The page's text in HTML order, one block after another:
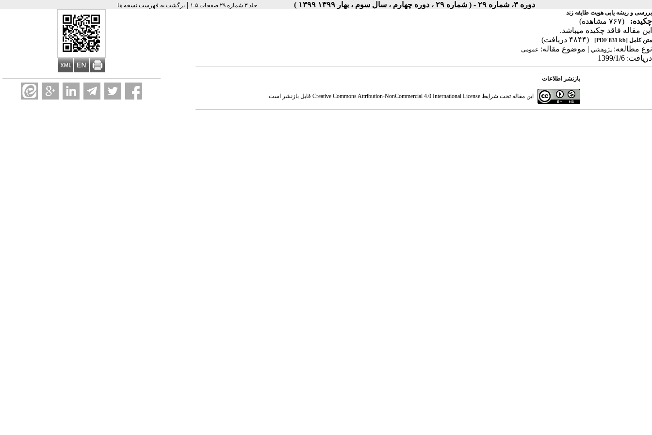
دوره ۳، شماره ۲۹ - ( شماره ۲۹ ، دوره چهارم ، سال سوم ، بهار ۱۳۹۹ ۱۳۹۹ ) جلد ۳ شماره ۲۹ صفحات ۵-۱ |برگشت به فهرست نسخه ها
بررسی و ریشه یابی هویت طایفه زند
چکیده:
(۷۶۷ مشاهده)
این مقاله فاقد چکیده می​باشد.
متن کامل [PDF 831 kb]
(۴۸۴۴ دریافت)
نوع مطالعه: پژوهشي | موضوع مقاله: عمومى
دریافت: 1399/1/6
بازنشر اطلاعات
این مقاله تحت شرایط Creative Commons Attribution-NonCommercial 4.0 International Licenseقابل بازنشر است.